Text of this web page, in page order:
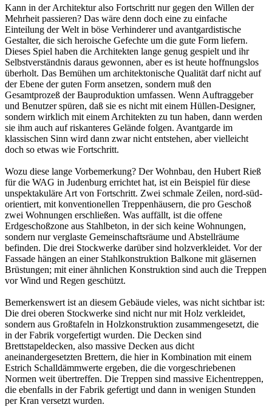
Kann in der Architektur also Fortschritt nur gegen den Willen der
Mehrheit passieren? Das wäre denn doch eine zu einfache
Einteilung der Welt in böse Verhinderer und avantgardistische
Gestalter, die sich heroische Gefechte um die gute Form liefern.
Dieses Spiel haben die Architekten lange genug gespielt und ihr
Selbstverständnis daraus gewonnen, aber es ist heute hoffnungslos
überholt. Das Bemühen um architektonische Qualität darf nicht auf
der Ebene der guten Form ansetzen, sondern muß den
Gesamtprozeß der Bauproduktion umfassen. Wenn Auftraggeber
und Benutzer spüren, daß sie es nicht mit einem Hüllen-Designer,
sondern wirklich mit einem Architekten zu tun haben, dann werden
sie ihm auch auf riskanteres Gelände folgen. Avantgarde im
klassischen Sinn wird dann zwar nicht entstehen, aber vielleicht
doch so etwas wie Fortschritt.
Wozu diese lange Vorbemerkung? Der Wohnbau, den Hubert Rieß
für die WAG in Judenburg errichtet hat, ist ein Beispiel für diese
unspektakuläre Art von Fortschritt. Zwei schmale Zeilen, nord-süd-
orientiert, mit konventionellen Treppenhäusern, die pro Geschoß
zwei Wohnungen erschließen. Was auffällt, ist die offene
Erdgeschoßzone aus Stahlbeton, in der sich keine Wohnungen,
sondern nur verglaste Gemeinschaftsräume und Abstellräume
befinden. Die drei Stockwerke darüber sind holzverkleidet. Vor der
Fassade hängen an einer Stahlkonstruktion Balkone mit gläsernen
Brüstungen; mit einer ähnlichen Konstruktion sind auch die Treppen
vor Wind und Regen geschützt.
Bemerkenswert ist an diesem Gebäude vieles, was nicht sichtbar ist:
Die drei oberen Stockwerke sind nicht nur mit Holz verkleidet,
sondern aus Großtafeln in Holzkonstruktion zusammengesetzt, die
in der Fabrik vorgefertigt wurden. Die Decken sind
Brettstapeldecken, also massive Decken aus dicht
aneinandergesetzten Brettern, die hier in Kombination mit einem
Estrich Schalldämmwerte ergeben, die die vorgeschriebenen
Normen weit übertreffen. Die Treppen sind massive Eichentreppen,
die ebenfalls in der Fabrik gefertigt und dann in wenigen Stunden
per Kran versetzt wurden.